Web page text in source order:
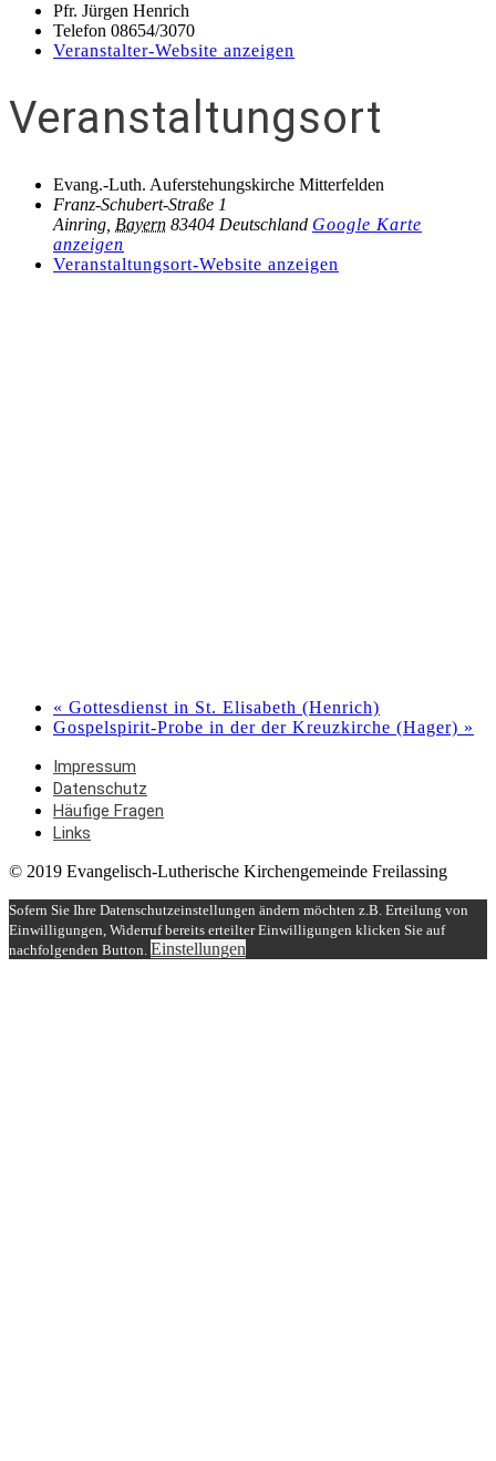
Pfr. Jürgen Henrich
Telefon 08654/3070
Veranstalter-Website anzeigen
Veranstaltungsort
Evang.-Luth. Auferstehungskirche Mitterfelden
Franz-Schubert-Straße 1
Ainring Bayern 83404 Deutschland Google Karte
anzeigen
Veranstaltungsort-Website anzeigen
« Gottesdienst in St. Elisabeth (Henrich)
Gospelspirit-Probe in der der Kreuzkirche (Hager) »
Impressum
Datenschutz
Häufige Fragen
Links
© 2019 Evangelisch-Lutherische Kirchengemeinde Freilassing
Sofern Sie Ihre Datenschutzeinstellungen ändern möchten z.B. Erteilung von
Einwilligungen, Widerruf bereits erteilter Einwilligungen klicken Sie auf
nachfolgenden Button. Einstellungen